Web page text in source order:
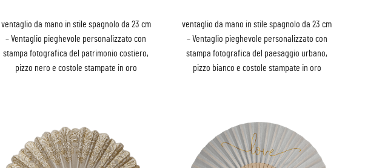
ventaglio da mano in stile spagnolo da 23 cm
– Ventaglio pieghevole personalizzato con
stampa fotografica del patrimonio costiero,
pizzo nero e costole stampate in oro
ventaglio da mano in stile spagnolo da 23 cm
– Ventaglio pieghevole personalizzato con
stampa fotografica del paesaggio urbano,
pizzo bianco e costole stampate in oro